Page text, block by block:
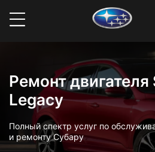
Ремонт двигателя
Legacy
Полный спектр услуг по
и ремонту Субару